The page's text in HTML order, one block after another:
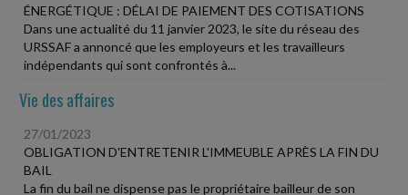
ÉNERGÉTIQUE : DÉLAI DE PAIEMENT DES COTISATIONS
Dans une actualité du 11 janvier 2023, le site du réseau des
URSSAF a annoncé que les employeurs et les travailleurs
indépendants qui sont confrontés à...
Vie des affaires
27/01/2023
OBLIGATION D'ENTRETENIR L'IMMEUBLE APRÈS LA FIN DU
BAIL
La fin du bail ne dispense pas le propriétaire bailleur de son